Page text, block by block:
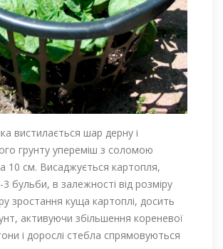
вистилається шар дерну і
грунту упереміш з соломою
10 см. Висаджується картопля,
бульби, в залежності від розміру
зростання куща картоплі, досить
активуючи збільшення кореневої
і дорослі стебла спрямовуються